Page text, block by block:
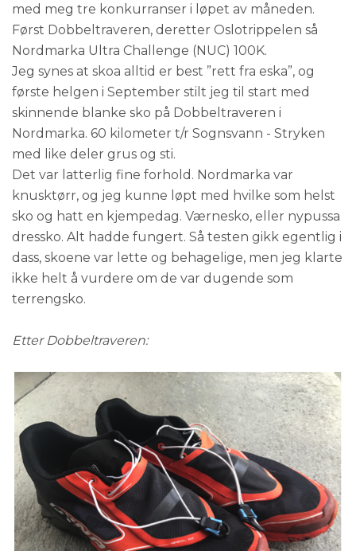
med meg tre konkurranser i løpet av måneden.
Først Dobbeltraveren, deretter Oslotrippelen så
Nordmarka Ultra Challenge (NUC) 100K.
Jeg synes at skoa alltid er best ”rett fra eska”, og
første helgen i September stilt jeg til start med
skinnende blanke sko på Dobbeltraveren i
Nordmarka. 60 kilometer t/r Sognsvann - Stryken
med like deler grus og sti.
Det var latterlig fine forhold. Nordmarka var
knusktørr, og jeg kunne løpt med hvilke som helst
sko og hatt en kjempedag. Værnesko, eller nypussa
dressko. Alt hadde fungert. Så testen gikk egentlig i
dass, skoene var lette og behagelige, men jeg klarte
ikke helt å vurdere om de var dugende som
terrengsko.
Etter Dobbeltraveren: